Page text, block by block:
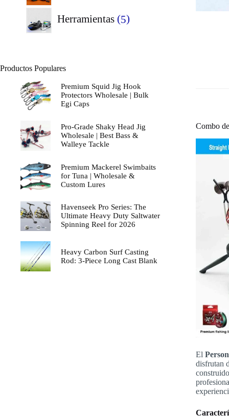
Combo
El
disfrutan
Herramientas 55
Productos Populares
Premium Squid Jig Hook
Protectors Wholesale | Bulk
Egi Caps
Pro-Grade Shaky Head Jig
Wholesale | Best Bass &
Walleye Tackle
Premium Mackerel Swimbaits
for Tuna | Wholesale &
Custom Lures
Havenseek Pro Series: The
Ultimate Heavy Duty Saltwater
Spinning Reel for 2026
Heavy Carbon Surf Casting
Rod: 3-Piece Long Cast Blank